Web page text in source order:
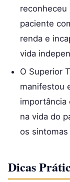
reconheceu
paciente
renda e
vida
O Superior
manifestou
importância
na vida do
os sintomas
Dicas